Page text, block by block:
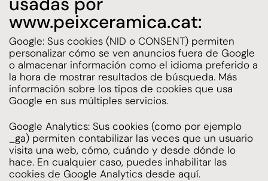
www.peixceramica.cat:
Google: Sus cookies (NID o CONSENT) permiten
personalizar cómo se ven anuncios fuera de Google
o almacenar información como el idioma preferido a
la hora de mostrar resultados de búsqueda. Más
información sobre los tipos de cookies que usa
Google en sus múltiples servicios.
Google Analytics: Sus cookies (como por ejemplo
_ga) permiten contabilizar las veces que un usuario
visita una web, cómo, cuándo y desde dónde lo
hace. En cualquier caso, puedes inhabilitar las
cookies de Google Analytics desde aquí.